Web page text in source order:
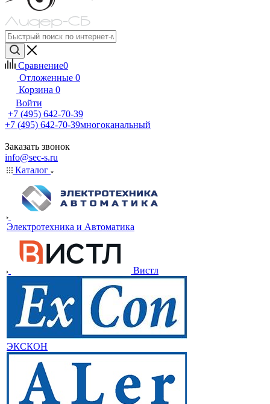
Сравнение0
Отложенные 0
Корзина 0
Войти
+7 (495) 642-70-39
+7 (495) 642-70-39многоканальный
Заказать звонок
info@sec-s.ru
Каталог
Электротехника и Автоматика
Вистл
ЭКСКОН